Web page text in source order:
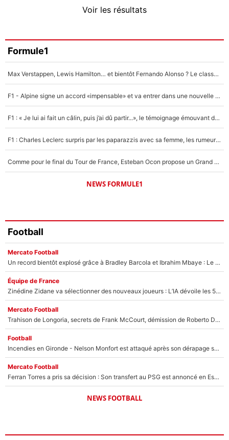
Faris Moumbagna
4%
Un autre joueur
5%
Voir les résultats
Formule1
Max Verstappen, Lewis Hamilton… et bientôt Fernando Alonso ? Le classement des pilotes les mieux payés en Formule 1 risque de changer !
F1 - Alpine signe un accord «impensable» et va entrer dans une nouvelle dimension : Grande nouvelle pour Pierre Gasly !
F1 : « Je lui ai fait un câlin, puis j’ai dû partir...», le témoignage émouvant de Max Verstappen sur sa fille
F1 : Charles Leclerc surpris par les paparazzis avec sa femme, les rumeurs étaient vraies !
Comme pour le final du Tour de France, Esteban Ocon propose un Grand Prix de Formule 1 à Paris : «Autour de l’Arc de Triomphe, ce serait génial» !
NEWS FORMULE1
Football
Mercato Football
Un record bientôt explosé grâce à Bradley Barcola et Ibrahim Mbaye : Le PSG sur le point de réaliser un mercato historique ?
Équipe de France
Zinédine Zidane va sélectionner des nouveaux joueurs : L’IA dévoile les 5 cracks qui pourraient rapidement le rejoindre en équipe de France !
Mercato Football
Trahison de Longoria, secrets de Frank McCourt, démission de Roberto De Zerbi : Medhi Benatia se lâche sur son départ de l'OM et fait d'importantes révélations
Football
Incendies en Gironde - Nelson Monfort est attaqué après son dérapage sur CNews : «Et lui, il prend combien pour parler dans un studio climatisé?»
Mercato Football
Ferran Torres a pris sa décision : Son transfert au PSG est annoncé en Espagne !
NEWS FOOTBALL